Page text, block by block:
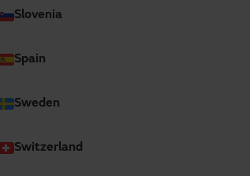
Slovenia
Spain
Sweden
Switzerland